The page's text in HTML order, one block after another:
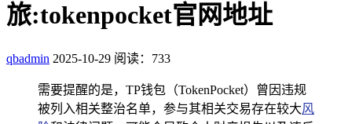
旅:tokenpocket官网地址
qbadmin 2025-10-29 阅读：733
需要提醒的是，TP钱包（TokenPocket）曾因违规
被列入相关整治名单，参与其相关交易存在较大风